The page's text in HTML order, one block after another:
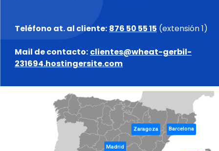
Teléfono at. al cliente: 876 50 55 15 (extensión 1)
Mail de contacto: clientes@wheat-gerbil-
231694.hostingersite.com
Zaragoza
Madrid
Barcelona